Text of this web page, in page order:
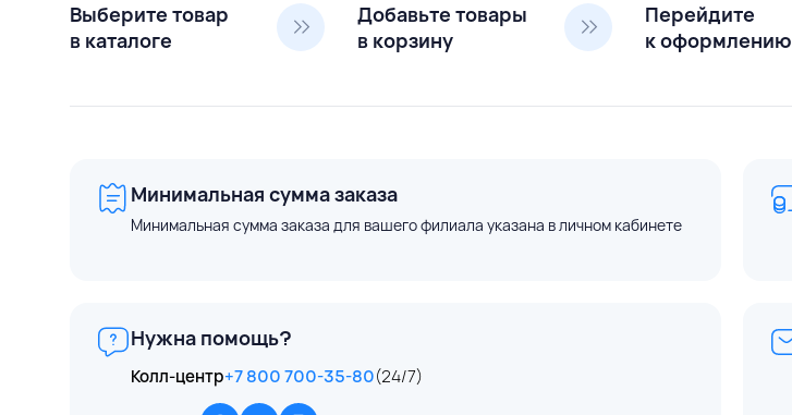
Выберите товар
в каталоге
Добавьте товары
в корзину
Перейдите
к оформлению
Минимальная сумма заказа
Минимальная сумма заказа для вашего филиала указана в личном кабинете
Нужна помощь?
Колл-центр+7 800 700-35-80(24/7)